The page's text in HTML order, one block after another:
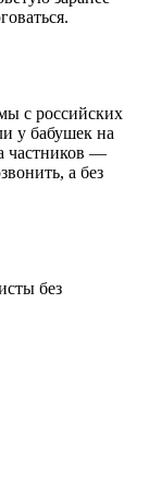
с российских
у бабушек на
частников —
а без
без